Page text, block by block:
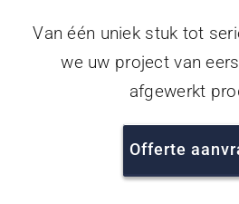
Van één uniek stuk tot
we uw project van
afgewerkt
Offerte